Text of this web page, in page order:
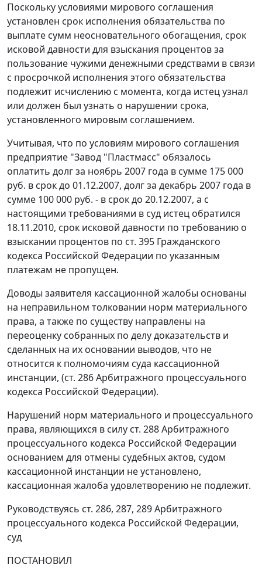
Поскольку условиями мирового соглашения
установлен срок исполнения обязательства по
выплате сумм неосновательного обогащения, срок
исковой давности для взыскания процентов за
пользование чужими денежными средствами в связи
с просрочкой исполнения этого обязательства
подлежит исчислению с момента, когда истец узнал
или должен был узнать о нарушении срока,
установленного мировым соглашением.
Учитывая, что по условиям мирового соглашения
предприятие "Завод "Пластмасс" обязалось
оплатить долг за ноябрь 2007 года в сумме 175 000
руб. в срок до 01.12.2007, долг за декабрь 2007 года в
сумме 100 000 руб. - в срок до 20.12.2007, а с
настоящими требованиями в суд истец обратился
18.11.2010, срок исковой давности по требованию о
взыскании процентов по ст. 395 Гражданского
кодекса Российской Федерации по указанным
платежам не пропущен.
Доводы заявителя кассационной жалобы основаны
на неправильном толковании норм материального
права, а также по существу направлены на
переоценку собранных по делу доказательств и
сделанных на их основании выводов, что не
относится к полномочиям суда кассационной
инстанции, (ст. 286Арбитражного процессуального
кодекса Российской Федерации).
Нарушений норм материального и процессуального
права, являющихся в силу ст. 288Арбитражного
процессуального кодекса Российской Федерации
основанием для отмены судебных актов, судом
кассационной инстанции не установлено,
кассационная жалоба удовлетворению не подлежит.
Руководствуясь ст. 286, 287, 289Арбитражного
процессуального кодекса Российской Федерации,
суд
ПОСТАНОВИЛ